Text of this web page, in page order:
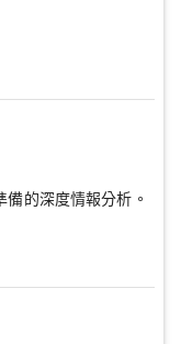
的深度情報分析。